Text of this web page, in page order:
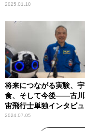
2025.01.10
将来につながる実験、
食、そして今後――古
宙飛行士単独インタビ
2024.07.05